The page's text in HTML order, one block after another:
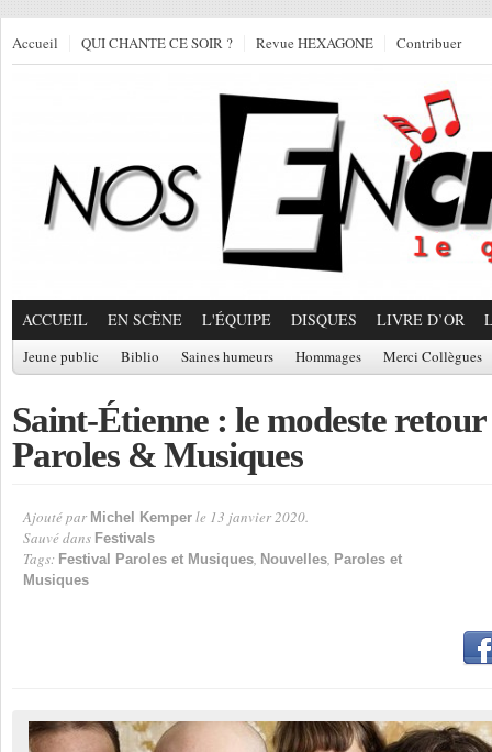
Accueil QUI CHANTE CE SOIR ? Revue HEXAGONE Contribuer
ACCUEIL EN SCÈNE L'ÉQUIPE DISQUES LIVRE D’OR
Jeune public Biblio Saines humeurs Hommages Merci Collègues
Saint-Étienne : le modeste
Paroles & Musiques
Ajouté par Michel Kemper le 13 janvier 2020.
Sauvé dans Festivals
Tags: Festival Paroles et Musiques, Nouvelles, Paroles et
Musiques